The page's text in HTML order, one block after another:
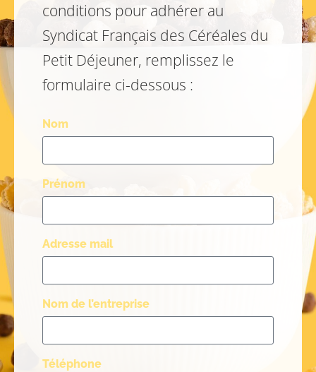
conditions pour adhérer au
Syndicat Français des Céréales du
Petit Déjeuner, remplissez le
formulaire ci-dessous :
Nom
Prénom
Adresse mail
Nom de l’entreprise
Téléphone